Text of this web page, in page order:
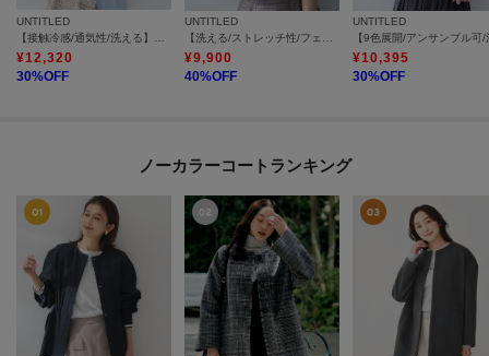
UNTITLED
¥12,320
30%OFF
UNTITLED
¥9,900
40%OFF
UNTITLED
¥10,395
30%OFF
ノーカラーコートランキング